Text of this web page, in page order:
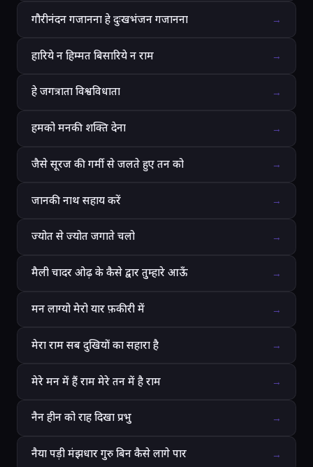
गौरीनंदन गजानना हे दुःखभंजन गजानना →
हारिये न हिम्मत बिसारिये न राम →
हे जगत्राता विश्वविधाता →
हमको मनकी शक्ति देना →
जैसे सूरज की गर्मी से जलते हुए तन को →
जानकी नाथ सहाय करें →
ज्योत से ज्योत जगाते चलो →
मैली चादर ओढ़ के कैसे द्वार तुम्हारे आऊँ →
मन लाग्यो मेरो यार फ़कीरी में →
मेरा राम सब दुखियों का सहारा है →
मेरे मन में हैं राम मेरे तन में है राम →
नैन हीन को राह दिखा प्रभु →
नैया पड़ी मंझधार गुरु बिन कैसे लागे पार →